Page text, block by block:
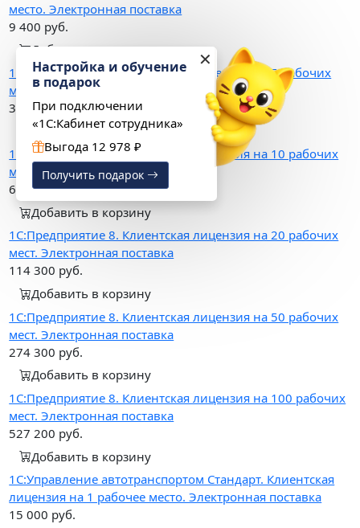
место. Электронная поставка
9 400 руб.
Добавить в корзину
1С:Предприятие 8. Клиентская лицензия на 5 рабочих
мест. Электронная поставка
31 800руб.
Добавить в корзину
1С:Предприятие 8. Клиентская лицензия на 10 рабочих
мест. Электронная поставка
60 900руб.
Добавить в корзину
1С:Предприятие 8. Клиентская лицензия на 20 рабочих
мест. Электронная поставка
114 300 руб.
Добавить в корзину
1С:Предприятие 8. Клиентская лицензия на 50 рабочих
мест. Электронная поставка
274 300 руб.
Добавить в корзину
1С:Предприятие 8. Клиентская лицензия на 100 рабочих
мест. Электронная поставка
527 200 руб.
Добавить в корзину
1С:Управление автотранспортом Стандарт. Клиентская
лицензия на 1 рабочее место. Электронная поставка
15 000 руб.
✕
Настройка и обучение
в подарок
При подключении
«1С:Кабинет сотрудника»
Выгода 12 978 ₽
Получить подарок